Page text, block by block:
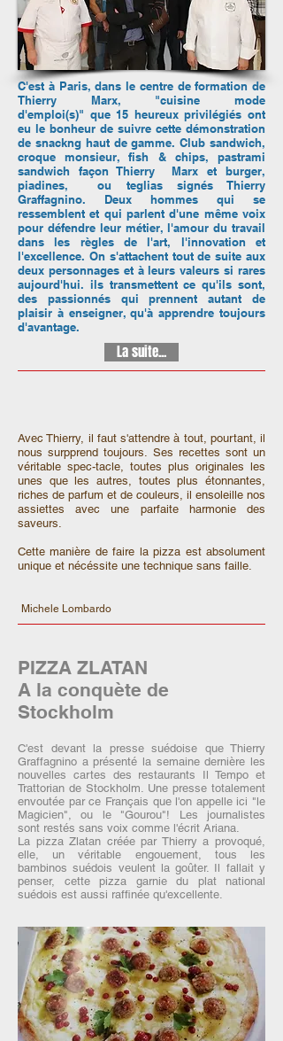
C'est à Paris, dans le centre de formation de
Thierry Marx, "cuisine mode
d'emploi(s)" que 15 heureux privilégiés ont
eu le bonheur de suivre cette démonstration
de snackng haut de gamme. Club sandwich,
croque monsieur, fish & chips, pastrami
sandwich façon Thierry Marx et burger,
piadines, ou teglias signés Thierry
Graffagnino. Deux hommes qui se
ressemblent et qui parlent d'une même voix
pour défendre leur métier, l'amour du travail
dans les règles de l'art, l'innovation et
l'excellence. On s'attachent tout de suite aux
deux personnages et à leurs valeurs si rares
aujourd'hui. ils transmettent ce qu'ils sont,
des passionnés qui prennent autant de
plaisir à enseigner, qu'à apprendre toujours
d'avantage.
La suite...
Avec Thierry, il faut s'attendre à tout, pourtant, il
nous surpprend toujours. Ses recettes sont un
véritable spec-tacle, toutes plus originales les
unes que les autres, toutes plus étonnantes,
riches de parfum et de couleurs, il ensoleille nos
assiettes avec une parfaite harmonie des
saveurs.
Cette manière de faire la pizza est absolument
unique et nécéssite une technique sans faille.
Michele Lombardo
PIZZA ZLATAN
A la conquète de
Stockholm
C'est devant la presse suédoise que Thierry
Graffagnino a présenté la semaine dernière les
nouvelles cartes des restaurants Il Tempo et
Trattorian de Stockholm. Une presse totalement
envoutée par ce Français que l'on appelle ici "le
Magicien", ou le "Gourou"! Les journalistes
sont restés sans voix comme l'écrit Ariana.
La pizza Zlatan créée par Thierry a provoqué,
elle, un véritable engouement, tous les
bambinos suédois veulent la goûter. Il fallait y
penser, cette pizza garnie du plat national
suédois est aussi raffinée qu'excellente.